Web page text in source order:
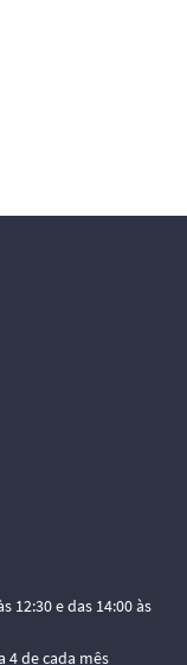
12:30 e das 14:00 às
4 de cada mês